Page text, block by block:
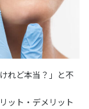
れど本当？」と不
ット・デメリット